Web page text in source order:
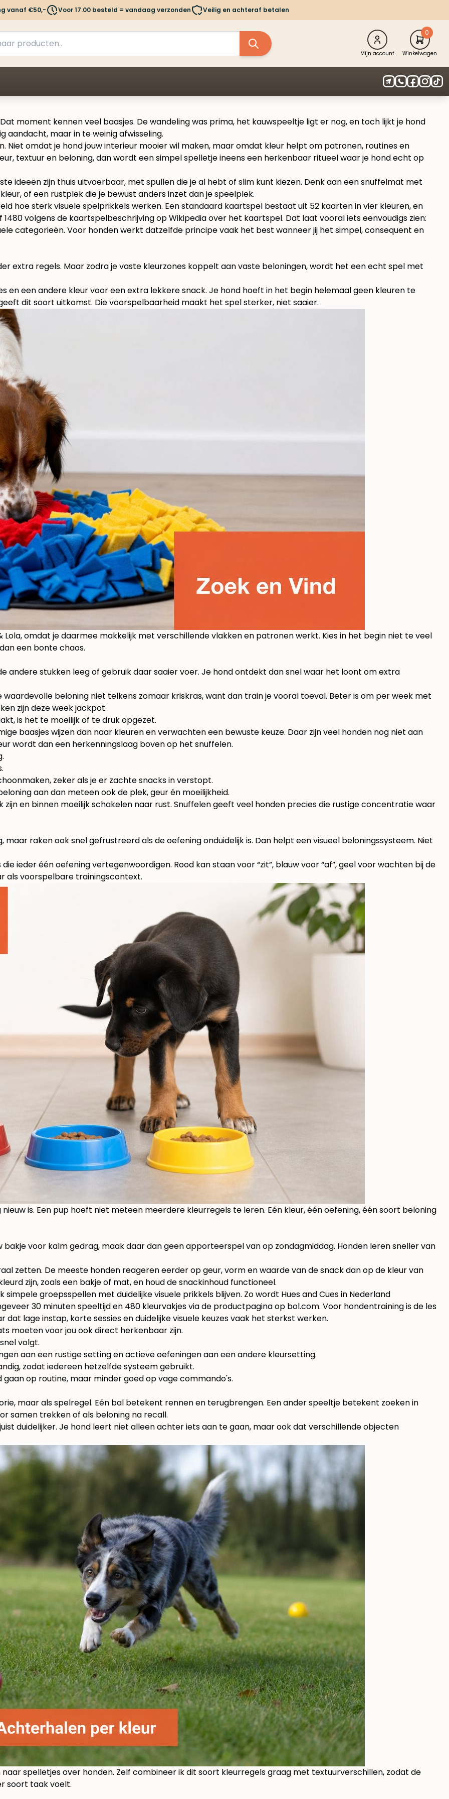
vanaf €50,- Voor 17.00 besteld = vandaag verzonden Veilig en achteraf betalen
Mijn account
0
Winkelwagen
moment kennen veel baasjes. De wandeling was prima, het kauwspeeltje ligt er nog, en toch lijkt je hond
aandacht, maar in te weinig afwisseling.
Niet omdat je hond jouw interieur mooier wil maken, maar omdat kleur helpt om patronen, routines en
textuur en beloning, dan wordt een simpel spelletje ineens een herkenbaar ritueel waar je hond echt op
ideeën zijn thuis uitvoerbaar, met spullen die je al hebt of slim kunt kiezen. Denk aan een snuffelmat met
of een rustplek die je bewust anders inzet dan je speelplek.
hoe sterk visuele spelprikkels werken. Een standaard kaartspel bestaat uit 52 kaarten in vier kleuren, en
volgens de kaartspelbeschrijving opWikipedia over het kaartspel. Dat laat vooral iets eenvoudigs zien:
categorieën. Voor honden werkt datzelfde principe vaak het best wanneer jij het simpel, consequent en
extra regels. Maar zodra je vaste kleurzones koppelt aan vaste beloningen, wordt het een echt spel met
en een andere kleur voor een extra lekkere snack. Je hond hoeft in het begin helemaal geen kleuren te
dit soort uitkomst. Die voorspelbaarheid maakt het spel sterker, niet saaier.
Lola, omdat je daarmee makkelijk met verschillende vlakken en patronen werkt. Kies in het begin niet te veel
een bonte chaos.
andere stukken leeg of gebruik daar saaier voer. Je hond ontdekt dan snel waar het loont om extra
waardevolle beloning niet telkens zomaar kriskras, want dan train je vooral toeval. Beter is om per week met
zijn deze week jackpot.
is het te moeilijk of te druk opgezet.
baasjes wijzen dan naar kleuren en verwachten een bewuste keuze. Daar zijn veel honden nog niet aan
wordt dan een herkenningslaag boven op het snuffelen.
zeker als je er zachte snacks in verstopt.
aan dan meteen ook de plek, geur én moeilijkheid.
en binnen moeilijk schakelen naar rust. Snuffelen geeft veel honden precies die rustige concentratie waar
raken ook snel gefrustreerd als de oefening onduidelijk is. Dan helpt een visueel beloningssysteem. Niet
ieder één oefening vertegenwoordigen. Rood kan staan voor “zit”, blauw voor “af”, geel voor wachten bij de
als voorspelbare trainingscontext.
is. Een pup hoeft niet meteen meerdere kleurregels te leren. Eén kleur, één oefening, één soort beloning
bakje voor kalm gedrag, maak daar dan geen apporteerspel van op zondagmiddag. Honden leren sneller van
zetten. De meeste honden reageren eerder op geur, vorm en waarde van de snack dan op de kleur van
zijn, zoals een bakje of mat, en houd de snackinhoud functioneel.
groepsspellen met duidelijke visuele prikkels blijven. Zo wordt Hues and Cues in Nederland
30 minuten speeltijd en 480 kleurvakjes viade productpagina op bol.com. Voor hondentraining is de les
lage instap, korte sessies en duidelijke visuele keuzes vaak het sterkst werken.
moeten voor jou ook direct herkenbaar zijn.
volgt.
aan een rustige setting en actieve oefeningen aan een andere kleursetting.
zodat iedereen hetzelfde systeem gebruikt.
op routine, maar minder goed op vage commando's.
maar als spelregel. Eén bal betekent rennen en terugbrengen. Een ander speeltje betekent zoeken in
samen trekken of als beloning na recall.
duidelijker. Je hond leert niet alleen achter iets aan te gaan, maar ook dat verschillende objecten
naarspelletjes over honden. Zelf combineer ik dit soort kleurregels graag met textuurverschillen, zodat de
soort taak voelt.